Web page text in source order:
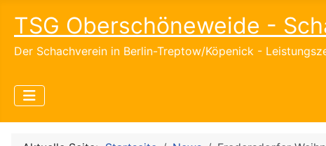
TSG Oberschöneweide -
Der Schachverein in Berlin-Treptow/Köpenick -